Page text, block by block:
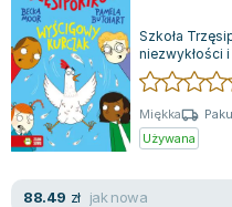
Szkoła
niezwykłości
wszystko ma
Miękka
Używana
88.49 zł jak nowa